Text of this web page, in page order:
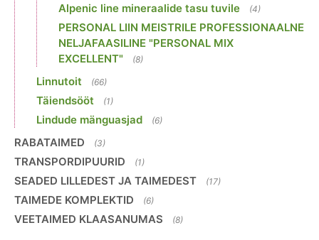
Alpenic line mineraalide tasu tuvile (4)
PERSONAL LIIN MEISTRILE PROFESSIONAALNE
NELJAFAASILINE "PERSONAL MIX
EXCELLENT"
(8)
Linnutoit (66)
Täiendsööt (1)
Lindude mänguasjad (6)
RABATAIMED (3)
TRANSPORDIPUURID (1)
SEADED LILLEDEST JA TAIMEDEST (17)
TAIMEDE KOMPLEKTID (6)
VEETAIMED KLAASANUMAS (8)